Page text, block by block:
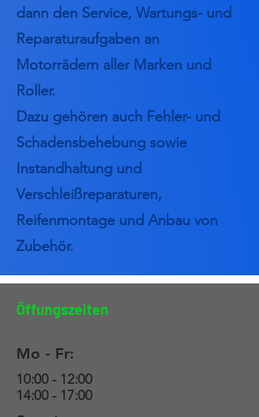
dann den Service, Wartungs- und
Reparaturaufgaben an
Motorrädern aller Marken und
Roller.
Dazu gehören auch Fehler- und
Schadensbehebung sowie
Instandhaltung und
Verschleißreparaturen,
Reifenmontage und Anbau von
Zubehör.
Öffungszeiten
Mo - Fr:
10:00 - 12:00
14:00 - 17:00